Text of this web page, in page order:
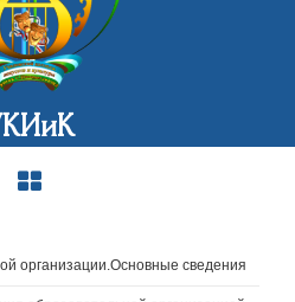
организации.Основные сведения